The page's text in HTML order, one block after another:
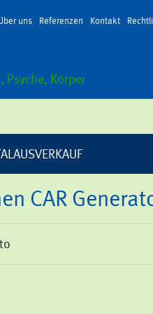
uns Referenzen Kontakt
Psyche, Körper
CAR